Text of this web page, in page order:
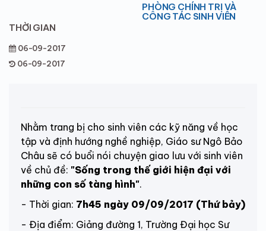
PHÒNG CHÍNH TRỊ VÀ
CÔNG TÁC SINH VIÊN
THỜI GIAN
06-09-2017
06-09-2017
Nhằm trang bị cho sinh viên các kỹ năng về học
tập và định hướng nghề nghiệp, Giáo sư Ngô Bảo
Châu sẽ có buổi nói chuyện giao lưu với sinh viên
về chủ đề: "Sống trong thế giới hiện đại với
những con số tàng hình".
- Thời gian: 7h45 ngày 09/09/2017 (Thứ bảy)
- Địa điểm: Giảng đường 1, Trường Đại học Sư